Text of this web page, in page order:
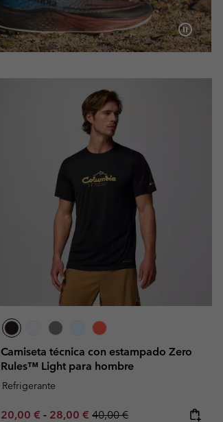
Camiseta técnica con estampado Zero
Rules™ Light para hombre
Refrigerante
Minimum sale price:
20,00 € - Maximum sale price:
28,00 € Regular price:
40,00 €